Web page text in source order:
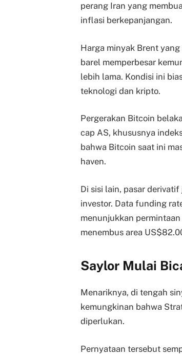
perang Iran yang
inflasi berkepanjangan.
Harga minyak Brent
barel memperbesar
lebih lama. Kondisi ini
teknologi dan kripto.
Pergerakan Bitcoin
cap AS, khususnya
bahwa Bitcoin saat ini
haven.
Di sisi lain, pasar
investor. Data funding
menunjukkan
menembus area
Saylor Mulai
Menariknya, di tengah
kemungkinan bahwa
diperlukan.
Pernyataan tersebut